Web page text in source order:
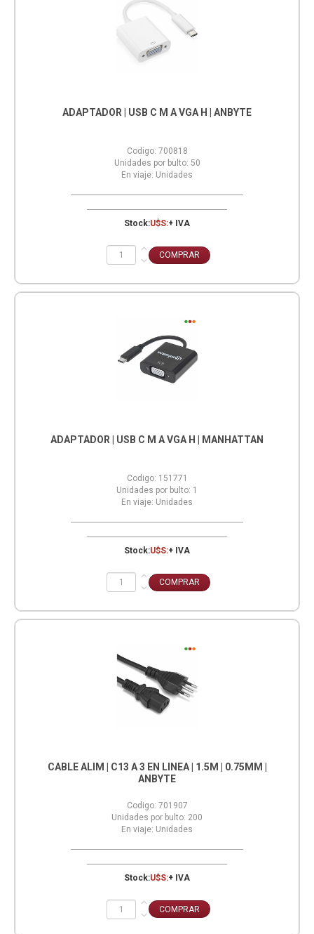
ADAPTADOR | USB C M A VGA H | ANBYTE
Codigo: 700818
Unidades por bulto: 50
En viaje: Unidades
Stock:U$S:+ IVA
ADAPTADOR | USB C M A VGA H | MANHATTAN
Codigo: 151771
Unidades por bulto: 1
En viaje: Unidades
Stock:U$S:+ IVA
CABLE ALIM | C13 A 3 EN LINEA | 1.5M | 0.75MM |
ANBYTE
Codigo: 701907
Unidades por bulto: 200
En viaje: Unidades
Stock:U$S:+ IVA